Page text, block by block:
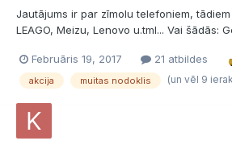
Jautājums ir par zīmolu telefoniem, tādiem
LEAGO, Meizu, Lenovo u.tml... Vai šādās:
iegādāties? Vai muitas nodokli tāda
iespējams apiet, ja pārdevējs norāda, ka tā
Februāris 19, 2017 21 atbildes
akcija muitas nodoklis (un vēl 9